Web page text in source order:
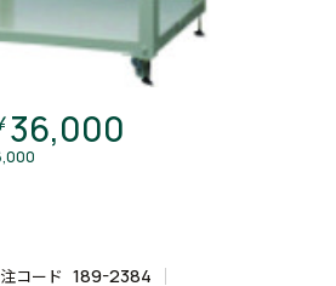
36,000
コード 189-2384